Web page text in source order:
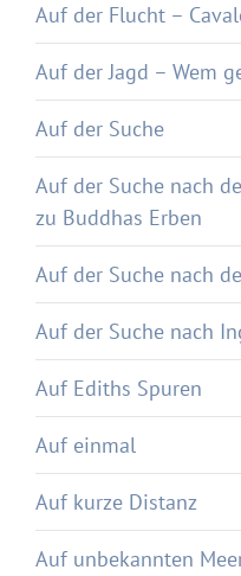
Auf der Flucht –
Auf der Jagd – Wem
Auf der Suche
Auf der Suche nach
zu Buddhas Erben
Auf der Suche nach
Auf der Suche nach
Auf Ediths Spuren
Auf einmal
Auf kurze Distanz
Auf unbekannten